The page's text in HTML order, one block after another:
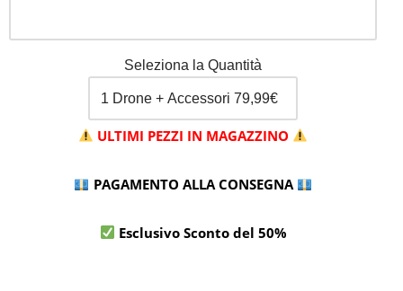
Seleziona la Quantità
ULTIMI PEZZI IN MAGAZZINO
PAGAMENTO ALLA CONSEGNA
Esclusivo Sconto del 50%